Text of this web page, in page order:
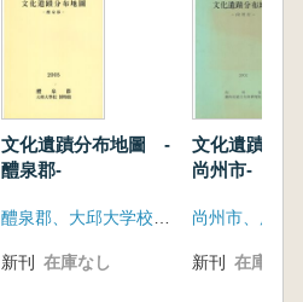
文化遺蹟分布地圖 -
醴泉郡-
醴泉郡、大邱大学校博物館
新刊 在庫なし
文化遺蹟分
尚州市-
新刊 在庫なし